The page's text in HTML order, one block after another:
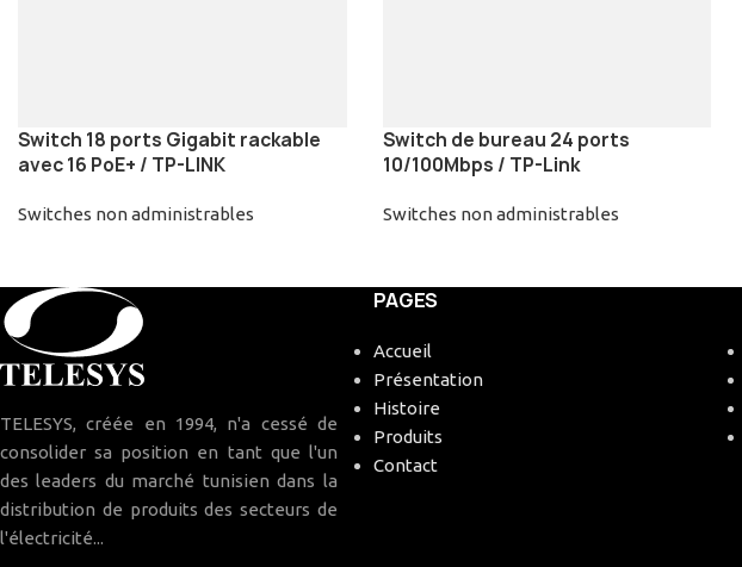
Switch 18 ports Gigabit rackable
avec 16 PoE+ / TP-LINK
Switches non administrables
Switch de bureau 24 ports
10/100Mbps / TP-Link
Switches non administrables
TELESYS, créée en 1994, n'a cessé de
consolider sa position en tant que l'un
des leaders du marché tunisien dans la
distribution de produits des secteurs de
l'électricité...
PAGES
Accueil
Présentation
Histoire
Produits
Contact